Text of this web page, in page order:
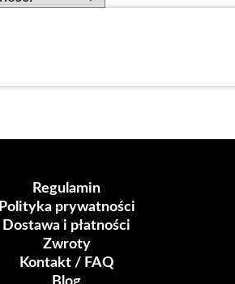
Regulamin
Polityka prywatności
Dostawa i płatności
Zwroty
Kontakt / FAQ